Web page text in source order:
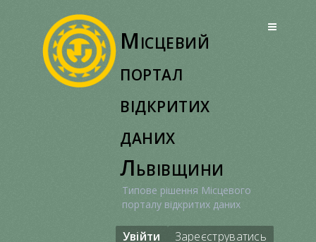
Місцевий
портал
відкритих
даних
Львівщини
Типове рішення Місцевого
порталу відкритих даних
Увійти Зареєструватись